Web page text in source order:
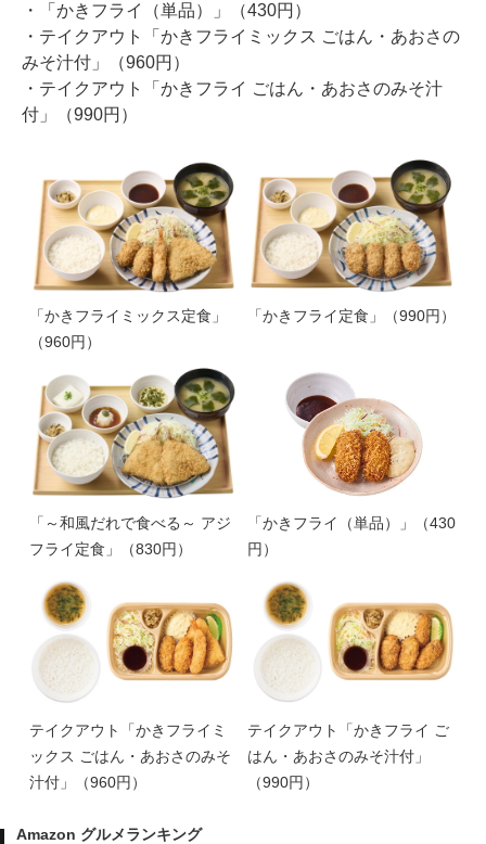
・「かきフライ（単品）」（430円）
・テイクアウト「かきフライミックス ごはん・あおさの
みそ汁付」（960円）
・テイクアウト「かきフライ ごはん・あおさのみそ汁
付」（990円）
「かきフライミックス定食」
（960円）
「かきフライ定食」（990円）
「～和風だれで食べる～ アジ
フライ定食」（830円）
「かきフライ（単品）」（430
円）
テイクアウト「かきフライミ
ックス ごはん・あおさのみそ
汁付」（960円）
テイクアウト「かきフライ ご
はん・あおさのみそ汁付」
（990円）
Amazon グルメランキング